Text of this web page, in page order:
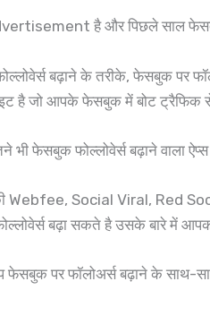
है और पिछले साल
बढ़ाने के तरीके, फेसबुक पर
है जो आपके फेसबुक में बोट
फेसबुक फोल्लोवेर्स बढ़ाने वाला
Webfee, Social Viral, Red
बढ़ा सकते है उसके बारे में
पर फॉलोअर्स बढ़ाने के साथ-